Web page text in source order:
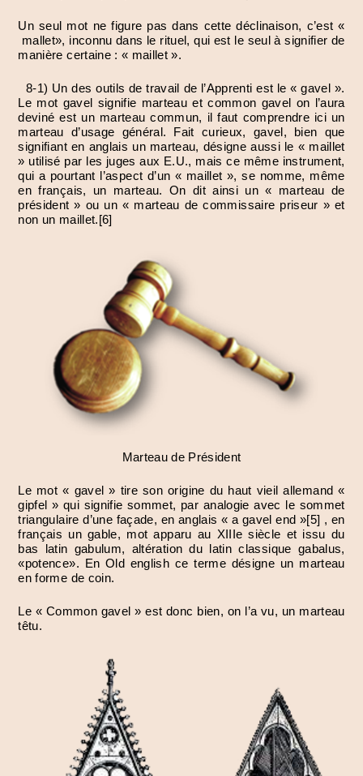
Un seul mot ne figure pas dans cette déclinaison, c’est «
mallet», inconnu dans le rituel, qui est le seul à signifier de
manière certaine : « maillet ».
8-1) Un des outils de travail de l’Apprenti est le « gavel ».
Le mot gavel signifie marteau et common gavel on l’aura
deviné est un marteau commun, il faut comprendre ici un
marteau d’usage général. Fait curieux, gavel, bien que
signifiant en anglais un marteau, désigne aussi le « maillet
» utilisé par les juges aux E.U., mais ce même instrument,
qui a pourtant l’aspect d’un « maillet », se nomme, même
en français, un marteau. On dit ainsi un « marteau de
président » ou un « marteau de commissaire priseur » et
non un maillet.[6]
Marteau de Président
Le mot « gavel » tire son origine du haut vieil allemand «
gipfel » qui signifie sommet, par analogie avec le sommet
triangulaire d’une façade, en anglais « a gavel end »[5] , en
français un gable, mot apparu au XIIIe siècle et issu du
bas latin gabulum, altération du latin classique gabalus,
«potence». En Old english ce terme désigne un marteau
en forme de coin.
Le « Common gavel » est donc bien, on l’a vu, un marteau
têtu.